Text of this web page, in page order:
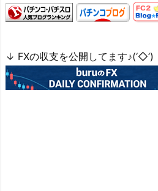
↓ FXの収支を公開してます♪(‘◇’)ゞ